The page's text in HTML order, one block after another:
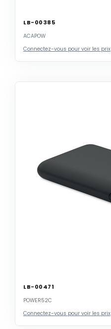
LB-00385
ACAPOW
Connectez-vous pour voir les prix
LB-00471
POWER52C
Connectez-vous pour voir les prix